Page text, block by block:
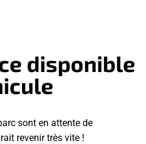
disponible
sont en attente de
revenir très vite !